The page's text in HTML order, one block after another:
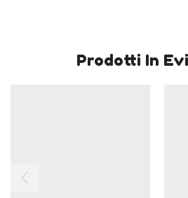
Prodotti In